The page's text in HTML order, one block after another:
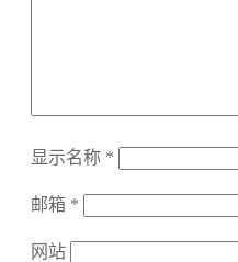
显示名称 *
邮箱 *
网站